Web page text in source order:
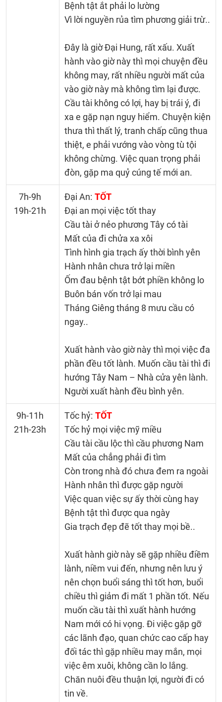
Bệnh tật ắt phải lo lường
Vì lời nguyền rủa tìm phương giải trừ..
Đây là giờ Đại Hung, rất xấu. Xuất
hành vào giờ này thì mọi chuyện đều
không may, rất nhiều người mất của
vào giờ này mà không tìm lại được.
Cầu tài không có lợi, hay bị trái ý, đi
xa e gặp nạn nguy hiểm. Chuyện kiện
thưa thì thất lý, tranh chấp cũng thua
thiệt, e phải vướng vào vòng tù tội
không chừng. Việc quan trọng phải
đòn, gặp ma quỷ cúng tế mới an.
7h-9h
19h-21h
Đại An: TỐT
Đại an mọi việc tốt thay
Cầu tài ở nẻo phương Tây có tài
Mất của đi chửa xa xôi
Tình hình gia trạch ấy thời bình yên
Hành nhân chưa trở lại miền
Ốm đau bệnh tật bớt phiền không lo
Buôn bán vốn trở lại mau
Tháng Giêng tháng 8 mưu cầu có
ngay..
Xuất hành vào giờ này thì mọi việc đa
phần đều tốt lành. Muốn cầu tài thì đi
hướng Tây Nam – Nhà cửa yên lành.
Người xuất hành đều bình yên.
9h-11h
21h-23h
Tốc hỷ: TỐT
Tốc hỷ mọi việc mỹ miều
Cầu tài cầu lộc thì cầu phương Nam
Mất của chẳng phải đi tìm
Còn trong nhà đó chưa đem ra ngoài
Hành nhân thì được gặp người
Việc quan việc sự ấy thời cùng hay
Bệnh tật thì được qua ngày
Gia trạch đẹp đẽ tốt thay mọi bề..
Xuất hành giờ này sẽ gặp nhiều điềm
lành, niềm vui đến, nhưng nên lưu ý
nên chọn buổi sáng thì tốt hơn, buổi
chiều thì giảm đi mất 1 phần tốt. Nếu
muốn cầu tài thì xuất hành hướng
Nam mới có hi vọng. Đi việc gặp gỡ
các lãnh đạo, quan chức cao cấp hay
đối tác thì gặp nhiều may mắn, mọi
việc êm xuôi, không cần lo lắng.
Chăn nuôi đều thuận lợi, người đi có
tin về.